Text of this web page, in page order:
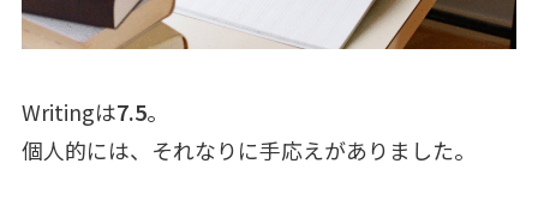
Writingは7.5。
個人的には、それなりに手応えがありました。